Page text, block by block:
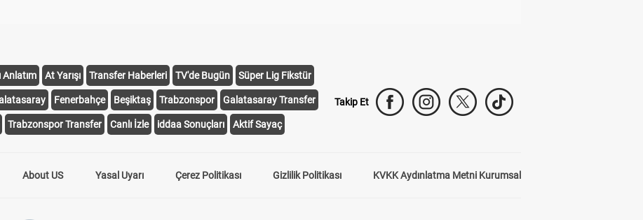
Anlatım At Yarışı Transfer Haberleri TV'de Bugün Süper Lig Fikstür
Fenerbahçe Beşiktaş Trabzonspor Galatasaray Transfer
Trabzonspor Transfer Canlı İzle iddaa Sonuçları Aktif Sayaç
Takip Et
About US Yasal Uyarı Çerez Politikası Gizlilik Politikası KVKK Aydınlatma Metni Kurumsal